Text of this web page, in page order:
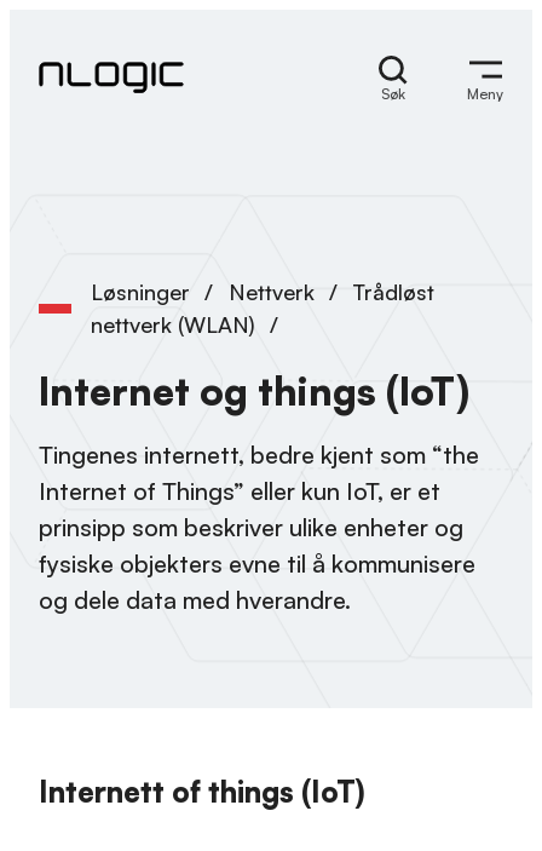
innhold
Søk Meny
Løsninger / Nettverk /
Trådløst
nettverk (WLAN)
/
Internet og things (IoT)
Tingenes internett, bedre kjent som “the
Internet of Things” eller kun IoT, er et
prinsipp som beskriver ulike enheter og
fysiske objekters evne til å kommunisere
og dele data med hverandre.
Internett of things (IoT)